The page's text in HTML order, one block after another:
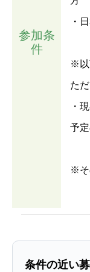
参加条
件
・
※以
た
・
予
※そ
条件の近い